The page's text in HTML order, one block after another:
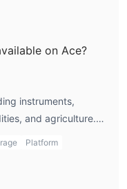
I would get fair
on Ace?
instruments,
and agriculture.
interested in these
instruments like
a trader who
Platform